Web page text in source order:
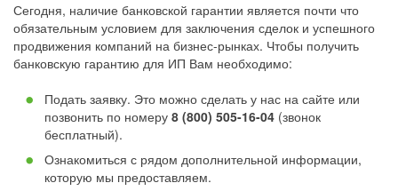
Сегодня, наличие банковской гарантии является почти что
обязательным условием для заключения сделок и успешного
продвижения компаний на бизнес-рынках. Чтобы получить
банковскую гарантию для ИП Вам необходимо:
Подать заявку. Это можно сделать у нас на сайте или
позвонить по номеру 8 (800) 505-16-04 (звонок
бесплатный).
Ознакомиться с рядом дополнительной информации,
которую мы предоставляем.